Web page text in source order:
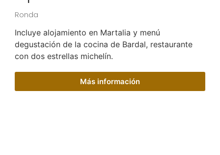
Ronda
Incluye alojamiento en Martalia y menú
degustación de la cocina de Bardal, restaurante
con dos estrellas michelín.
Más información